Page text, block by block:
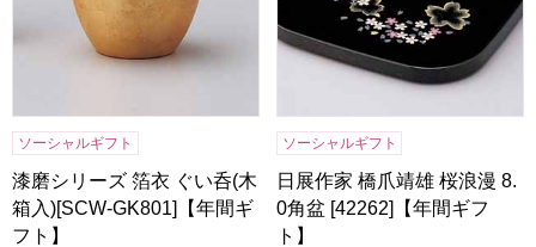
ソーシャルギフト
漆磨シリーズ 箔衣 ぐい呑(木
箱入)[SCW-GK801]【年間ギ
フト】
ソーシャルギフト
日展作家 橋爪靖雄 桜浪漫 8.
0角盆 [42262]【年間ギフ
ト】